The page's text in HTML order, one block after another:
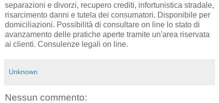
separazioni e divorzi, recupero crediti, infortunistica stradale,
risarcimento danni e tutela dei consumatori. Disponibile per
domiciliazioni. Possibilità di consultare on line lo stato di
avanzamento delle pratiche aperte tramite un'area riservata
ai clienti. Consulenze legali on line.
Unknown
Nessun commento: